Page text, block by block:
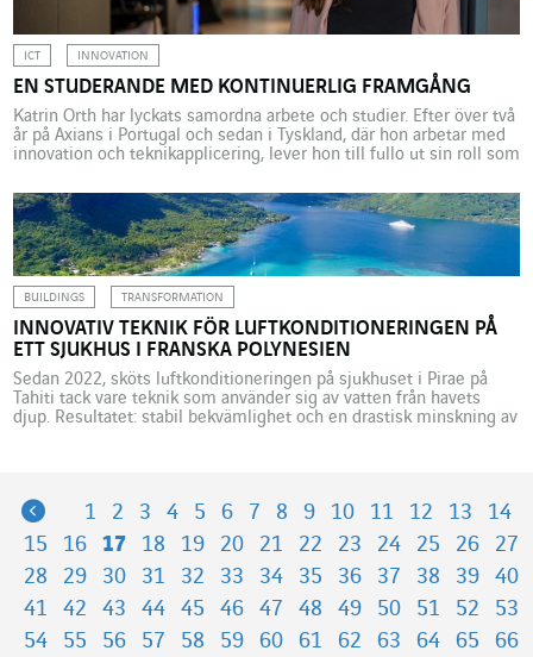
ICT INNOVATION
EN STUDERANDE MED KONTINUERLIG FRAMGÅNG
Katrin Orth har lyckats samordna arbete och studier. Efter över två
år på Axians i Portugal och sedan i Tyskland, där hon arbetar med
innovation och teknikapplicering, lever hon till fullo ut sin roll som
om att bli reporter och skapa dokumentärer för att ”förstå […]
BUILDINGS TRANSFORMATION
INNOVATIV TEKNIK FÖR LUFTKONDITIONERINGEN PÅ
ETT SJUKHUS I FRANSKA POLYNESIEN
Sedan 2022, sköts luftkonditioneringen på sjukhuset i Pirae på
Tahiti tack vare teknik som använder sig av vatten från havets
djup. Resultatet: stabil bekvämlighet och en drastisk minskning av
Previous
1 2 3 4 5 6 7 8 9 10 11 12 13
14
15
16 17 18 19 20 21 22 23 24 25 26
27
28
29 30 31 32 33 34 35 36 37 38 39
40
41
42 43 44 45 46 47 48 49 50 51 52
53
54
55 56 57 58 59 60 61 62 63 64 65
66